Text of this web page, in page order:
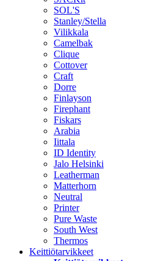
SOL'S
Stanley/Stella
Vilikkala
Camelbak
Clique
Cottover
Craft
Dorre
Finlayson
Firephant
Fiskars
Arabia
Iittala
ID Identity
Jalo Helsinki
Leatherman
Matterhorn
Neutral
Printer
Pure Waste
South West
Thermos
Keittiötarvikkeet